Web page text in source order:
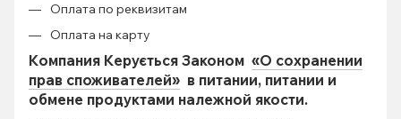
Оплата по реквизитам
Оплата на карту
Компания Керується Законом «О сохранении
прав споживателей» в питании, питании и
обмене продуктами належной якости.